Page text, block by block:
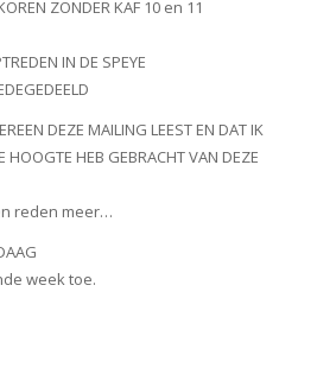
ZONDER KAF 10 en 11
IN DE SPEYE
DEZE MAILING LEEST EN DAT IK
HOOGTE HEB GEBRACHT VAN DEZE
reden meer…
week toe.